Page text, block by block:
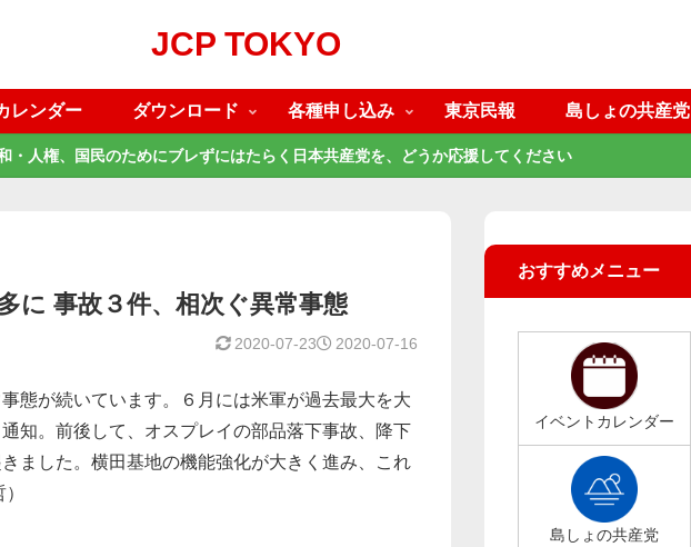
JCP TOKYO
レンダー ダウンロード 各種申し込み 東京民報 島しょの共産党
・人権、国民のためにブレずにはたらく日本共産党を、どうか応援してください
に 事故３件、相次ぐ異常事態
2020-07-16
2020-07-23
態が続いています。６月には米軍が過去最大を大
知。前後して、オスプレイの部品落下事故、降下
ました。横田基地の機能強化が大きく進み、これ
おすすめメニュー
イベントカレンダー
島しょの共産党